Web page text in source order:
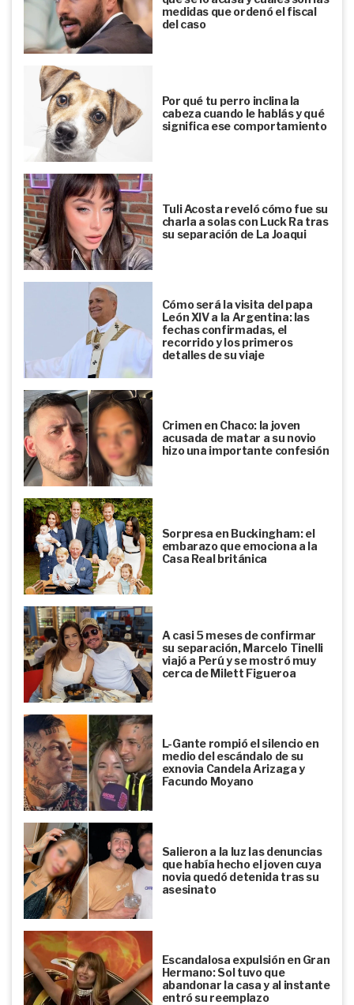
medidas que ordenó el fiscal
del caso
Por qué tu perro inclina la
cabeza cuando le hablás y qué
significa ese comportamiento
Tuli Acosta reveló cómo fue su
charla a solas con Luck Ra tras
su separación de La Joaqui
Cómo será la visita del papa
León XIV a la Argentina: las
fechas confirmadas, el
recorrido y los primeros
detalles de su viaje
Crimen en Chaco: la joven
acusada de matar a su novio
hizo una importante confesión
Sorpresa en Buckingham: el
embarazo que emociona a la
Casa Real británica
A casi 5 meses de confirmar
su separación, Marcelo Tinelli
viajó a Perú y se mostró muy
cerca de Milett Figueroa
L-Gante rompió el silencio en
medio del escándalo de su
exnovia Candela Arizaga y
Facundo Moyano
Salieron a la luz las denuncias
que había hecho el joven cuya
novia quedó detenida tras su
asesinato
Escandalosa expulsión en Gran
Hermano: Sol tuvo que
abandonar la casa y al instante
entró su reemplazo